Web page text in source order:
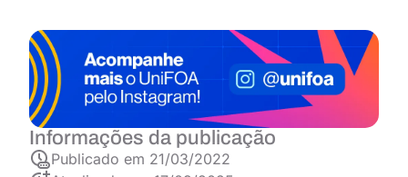
Informações da publicação
Publicado em 21/03/2022